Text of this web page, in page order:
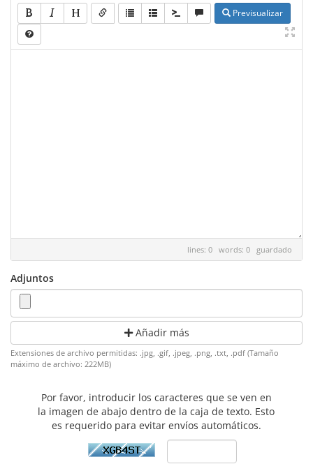
Previsualizar
lines: 0 words: 0 guardado
Adjuntos
Añadir más
Extensiones de archivo permitidas: .jpg, .gif, .jpeg, .png, .txt, .pdf (Tamaño
máximo de archivo: 222MB)
Por favor, introducir los caracteres que se ven en
la imagen de abajo dentro de la caja de texto. Esto
es requerido para evitar envíos automáticos.